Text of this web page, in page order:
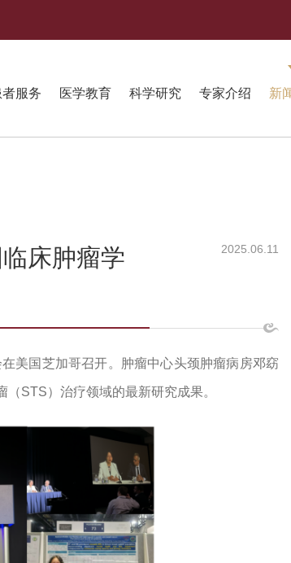
者服务 医学教育 科学研究 专家介绍 新
床肿瘤学
2025.06.11
美国芝加哥召开。肿瘤中心头颈肿瘤病房邓窈
STS）治疗领域的最新研究成果。